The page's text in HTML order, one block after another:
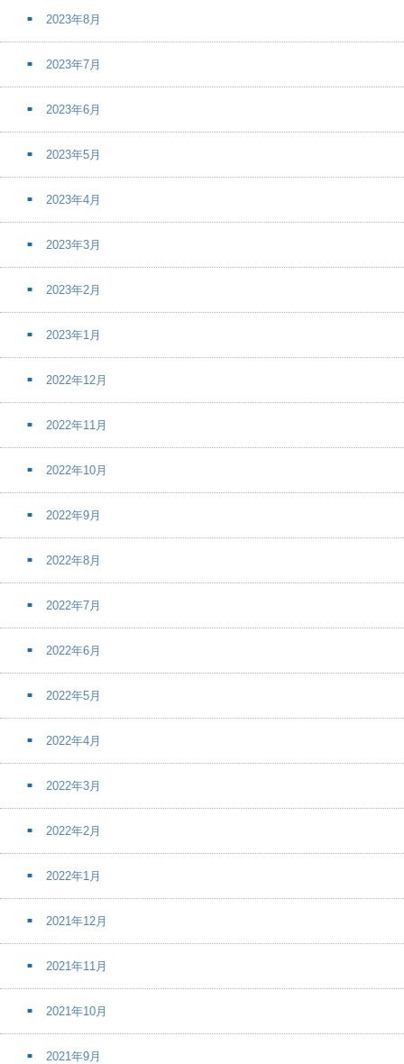
2023年8月
2023年7月
2023年6月
2023年5月
2023年4月
2023年3月
2023年2月
2023年1月
2022年12月
2022年11月
2022年10月
2022年9月
2022年8月
2022年7月
2022年6月
2022年5月
2022年4月
2022年3月
2022年2月
2022年1月
2021年12月
2021年11月
2021年10月
2021年9月